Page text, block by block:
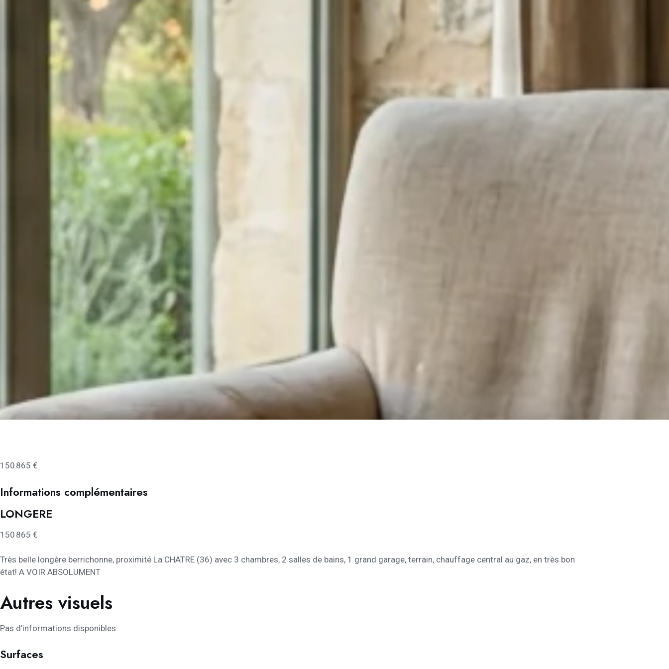
150 865 €
Informations complémentaires
LONGERE
150 865 €
Très belle longère berrichonne, proximité La CHATRE (36) avec 3 chambres, 2 salles de bains, 1 grand garage, terrain, chauffage central au gaz, en très bon
état! A VOIR ABSOLUMENT
Autres visuels
Pas d’informations disponibles
Surfaces